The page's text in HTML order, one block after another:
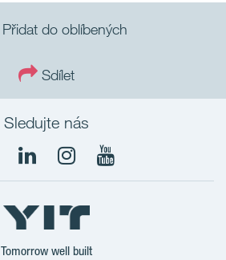
Přidat do oblíbených
Sdílet
Sledujte nás
Tomorrow well built